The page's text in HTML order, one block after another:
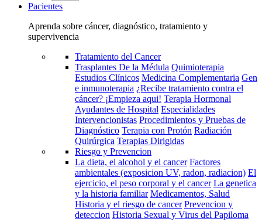
Pacientes
Aprenda sobre cáncer, diagnóstico, tratamiento y
supervivencia
Tratamiento del Cancer
Trasplantes De la Médula Quimioterapia
Estudios Clínicos Medicina Complementaria Gen
e inmunoterapia ¿Recibe tratamiento contra el
cáncer? ¡Empieza aqui! Terapia Hormonal
Ayudantes de Hospital Especialidades
Intervencionistas Procedimientos y Pruebas de
Diagnóstico Terapia con Protón Radiación
Quirúrgica Terapias Dirigidas
Riesgo y Prevencion
La dieta, el alcohol y el cancer Factores
ambientales (exposicion UV, radon, radiacion) El
ejercicio, el peso corporal y el cancer La genetica
y la historia familiar Medicamentos, Salud
Historia y el riesgo de cancer Prevencion y
deteccion Historia Sexual y Virus del Papiloma